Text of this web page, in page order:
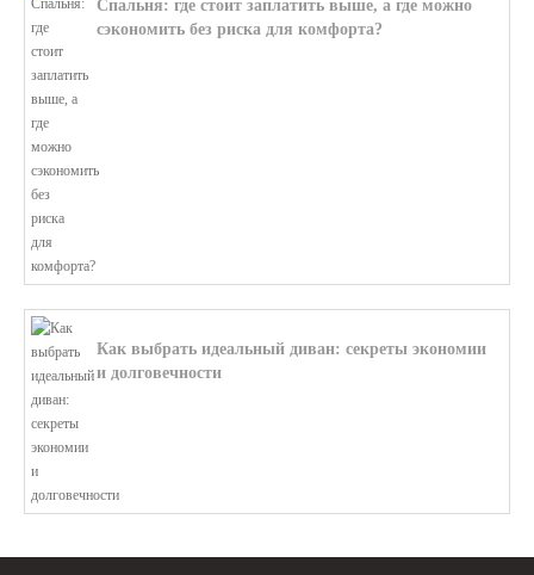
Спальня: где стоит заплатить выше, а где можно
сэкономить без риска для комфорта?
Как выбрать идеальный диван: секреты экономии
и долговечности